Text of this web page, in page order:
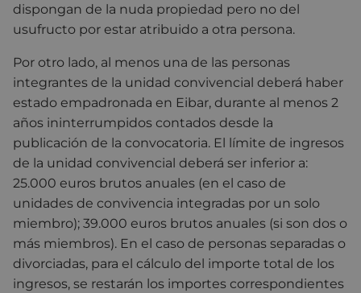
dispongan de la nuda propiedad pero no del
usufructo por estar atribuido a otra persona.
Por otro lado, al menos una de las personas
integrantes de la unidad convivencial deberá haber
estado empadronada en Eibar, durante al menos 2
años ininterrumpidos contados desde la
publicación de la convocatoria. El límite de ingresos
de la unidad convivencial deberá ser inferior a:
25.000 euros brutos anuales (en el caso de
unidades de convivencia integradas por un solo
miembro); 39.000 euros brutos anuales (si son dos o
más miembros). En el caso de personas separadas o
divorciadas, para el cálculo del importe total de los
ingresos, se restarán los importes correspondientes